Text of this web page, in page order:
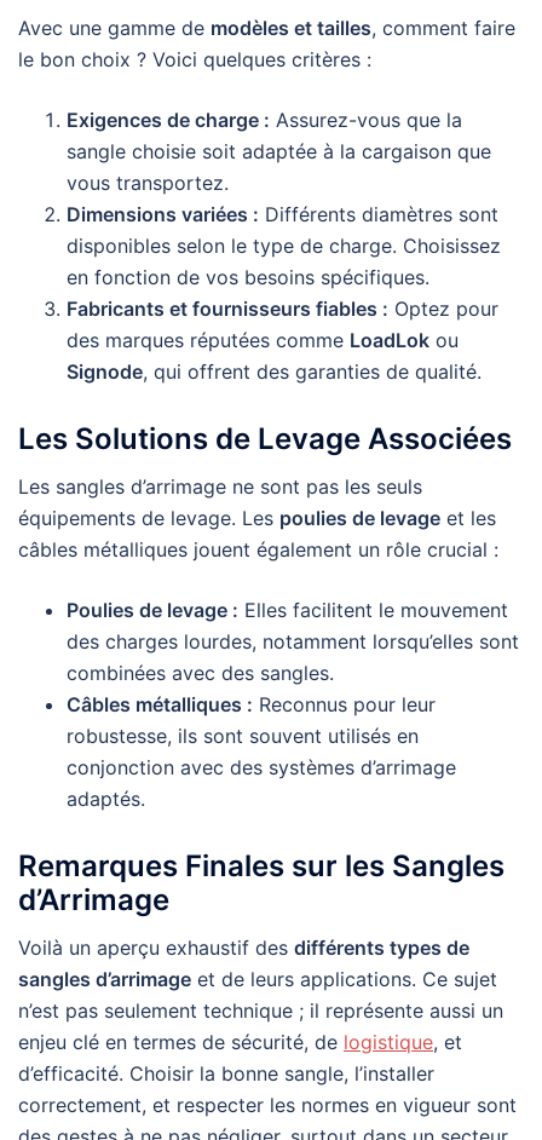
Avec une gamme de modèles et tailles, comment faire
le bon choix ? Voici quelques critères :
Exigences de charge : Assurez-vous que la
sangle choisie soit adaptée à la cargaison que
vous transportez.
Dimensions variées : Différents diamètres sont
disponibles selon le type de charge. Choisissez
en fonction de vos besoins spécifiques.
Fabricants et fournisseurs fiables : Optez pour
des marques réputées comme LoadLok ou
Signode, qui offrent des garanties de qualité.
Les Solutions de Levage Associées
Les sangles d’arrimage ne sont pas les seuls
équipements de levage. Les poulies de levage et les
câbles métalliques jouent également un rôle crucial :
Poulies de levage : Elles facilitent le mouvement
des charges lourdes, notamment lorsqu’elles sont
combinées avec des sangles.
Câbles métalliques : Reconnus pour leur
robustesse, ils sont souvent utilisés en
conjonction avec des systèmes d’arrimage
adaptés.
Remarques Finales sur les Sangles
d’Arrimage
Voilà un aperçu exhaustif des différents types de
sangles d’arrimage et de leurs applications. Ce sujet
n’est pas seulement technique ; il représente aussi un
enjeu clé en termes de sécurité, de logistique, et
d’efficacité. Choisir la bonne sangle, l’installer
correctement, et respecter les normes en vigueur sont